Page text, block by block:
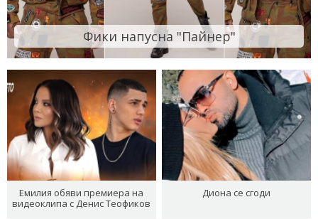
Фики напусна "Пайнер"
Емилия обяви премиера на
видеоклипа с Денис Теофиков
Диона се сгоди